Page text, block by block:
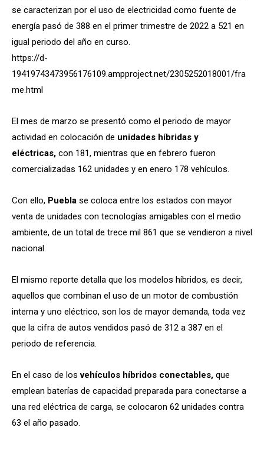
se caracterizan por el uso de electricidad como fuente de
energía pasó de 388 en el primer trimestre de 2022 a 521 en
igual periodo del año en curso.
https://d-
19419743473956176109.ampproject.net/2305252018001/fra
me.html
El mes de marzo se presentó como el periodo de mayor
actividad en colocación de unidades híbridas y
eléctricas, con 181, mientras que en febrero fueron
comercializadas 162 unidades y en enero 178 vehículos.
Con ello, Puebla se coloca entre los estados con mayor
venta de unidades con tecnologías amigables con el medio
ambiente, de un total de trece mil 861 que se vendieron a nivel
nacional.
El mismo reporte detalla que los modelos híbridos, es decir,
aquellos que combinan el uso de un motor de combustión
interna y uno eléctrico, son los de mayor demanda, toda vez
que la cifra de autos vendidos pasó de 312 a 387 en el
periodo de referencia.
En el caso de los vehículos híbridos conectables, que
emplean baterías de capacidad preparada para conectarse a
una red eléctrica de carga, se colocaron 62 unidades contra
63 el año pasado.